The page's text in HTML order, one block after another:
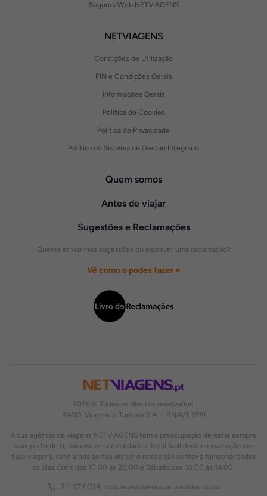
2026 © Todos os direitos reservados:
RASO, Viagens e Turismo S.A. – RNAVT 1819
A tua agência de viagens NETVIAGENS tem a preocupação de estar sempre
mais perto de ti, para maior comodidade e total facilidade na marcação das
tuas viagens, tens ainda ao teu dispor o nosso call center a funcionar todos
os dias úteis das 10:00 às 20:00 e Sábado das 10:00 às 14:00.
211 572 034 Custo de uma chamada para a rede fixa nacional
Seguros Web NETVIAGENS
NETVIAGENS
Condições de Utilização
FIN e Condições Gerais
Informações Gerais
Política de Cookies
Política de Privacidade
Política do Sistema de Gestão Integrado
Quem somos
Antes de viajar
Sugestões e Reclamações
Queres enviar-nos sugestões ou escrever uma reclamação?
Vê como o podes fazer »